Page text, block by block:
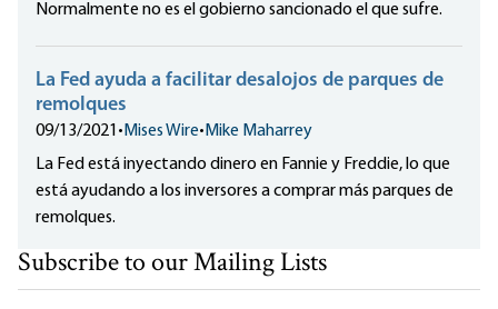
Normalmente no es el gobierno sancionado el que sufre.
La Fed ayuda a facilitar desalojos de parques de
remolques
09/13/2021 • Mises Wire• Mike Maharrey
La Fed está inyectando dinero en Fannie y Freddie, lo que
está ayudando a los inversores a comprar más parques de
remolques.
Subscribe to our Mailing Lists